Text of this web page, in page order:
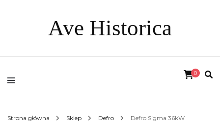
Ave Historica
0
Strona główna Sklep Defro Defro Sigma 36kW